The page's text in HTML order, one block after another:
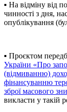
▪️ На відміну від
чинності з дня,
опублікування
▪️ Проєктом
України «Про
(відмиванню)
фінансуванню
зброї масового
викласти у такій